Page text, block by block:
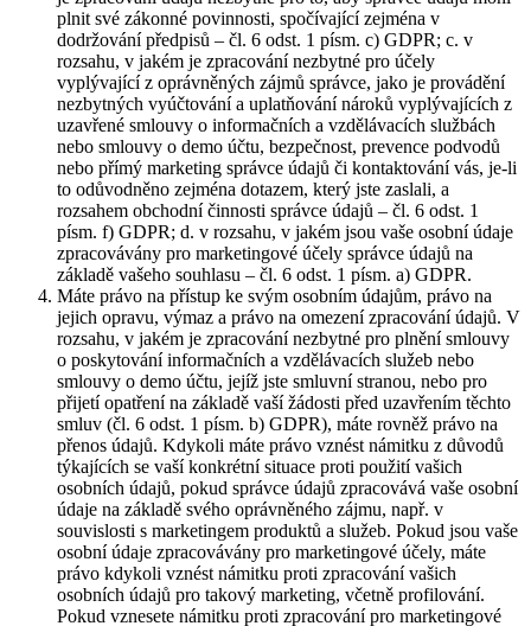
plnit své zákonné povinnosti, spočívající zejména v
dodržování předpisů – čl. 6 odst. 1 písm. c) GDPR; c. v
rozsahu, v jakém je zpracování nezbytné pro účely
vyplývající z oprávněných zájmů správce, jako je provádění
nezbytných vyúčtování a uplatňování nároků vyplývajících z
uzavřené smlouvy o informačních a vzdělávacích službách
nebo smlouvy o demo účtu, bezpečnost, prevence podvodů
nebo přímý marketing správce údajů či kontaktování vás, je-li
to odůvodněno zejména dotazem, který jste zaslali, a
rozsahem obchodní činnosti správce údajů – čl. 6 odst. 1
písm. f) GDPR; d. v rozsahu, v jakém jsou vaše osobní údaje
zpracovávány pro marketingové účely správce údajů na
základě vašeho souhlasu – čl. 6 odst. 1 písm. a) GDPR.
Máte právo na přístup ke svým osobním údajům, právo na
jejich opravu, výmaz a právo na omezení zpracování údajů. V
rozsahu, v jakém je zpracování nezbytné pro plnění smlouvy
o poskytování informačních a vzdělávacích služeb nebo
smlouvy o demo účtu, jejíž jste smluvní stranou, nebo pro
přijetí opatření na základě vaší žádosti před uzavřením těchto
smluv (čl. 6 odst. 1 písm. b) GDPR), máte rovněž právo na
přenos údajů. Kdykoli máte právo vznést námitku z důvodů
týkajících se vaší konkrétní situace proti použití vašich
osobních údajů, pokud správce údajů zpracovává vaše osobní
údaje na základě svého oprávněného zájmu, např. v
souvislosti s marketingem produktů a služeb. Pokud jsou vaše
osobní údaje zpracovávány pro marketingové účely, máte
právo kdykoli vznést námitku proti zpracování vašich
osobních údajů pro takový marketing, včetně profilování.
Pokud vznesete námitku proti zpracování pro marketingové